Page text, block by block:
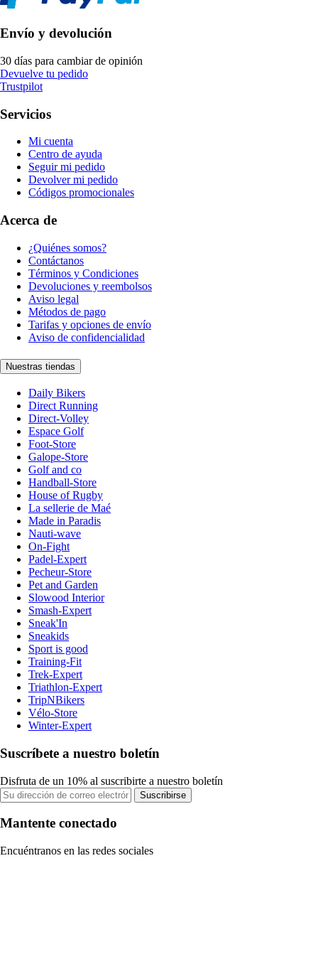
Envío y devolución
30 días para cambiar de opinión
Devuelve tu pedido
Trustpilot
Servicios
Mi cuenta
Centro de ayuda
Seguir mi pedido
Devolver mi pedido
Códigos promocionales
Acerca de
¿Quiénes somos?
Contáctanos
Términos y Condiciones
Devoluciones y reembolsos
Aviso legal
Métodos de pago
Tarifas y opciones de envío
Aviso de confidencialidad
Nuestras tiendas
Daily Bikers
Direct Running
Direct-Volley
Espace Golf
Foot-Store
Galope-Store
Golf and co
Handball-Store
House of Rugby
La sellerie de Maé
Made in Paradis
Nauti-wave
On-Fight
Padel-Expert
Pecheur-Store
Pet and Garden
Slowood Interior
Smash-Expert
Sneak'In
Sneakids
Sport is good
Training-Fit
Trek-Expert
Triathlon-Expert
TripNBikers
Vélo-Store
Winter-Expert
Suscríbete a nuestro boletín
Disfruta de un 10% al suscribirte a nuestro boletín
Suscribirse
Mantente conectado
Encuéntranos en las redes sociales